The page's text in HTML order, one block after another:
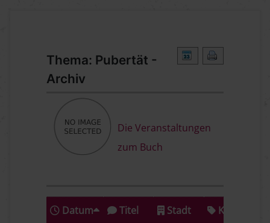
Thema: Pubertät -
Archiv
Die Veranstaltungen
zum Buch
Datum Titel Stadt Kategorie